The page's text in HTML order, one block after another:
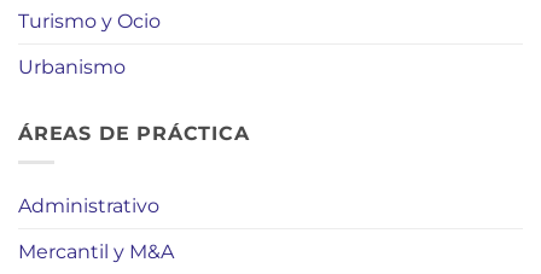
Turismo y Ocio
Urbanismo
ÁREAS DE PRÁCTICA
Administrativo
Mercantil y M&A